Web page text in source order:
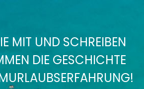
MIT UND SCHREIBEN
DIE GESCHICHTE